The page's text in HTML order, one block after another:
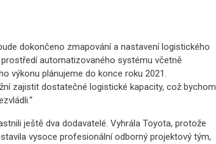
dokončeno zmapování a nastavení logistického
automatizovaného systému včetně
výkonu plánujeme do konce roku 2021.
zajistit dostatečné logistické kapacity, což bychom
ještě dva dodavatelé. Vyhrála Toyota, protože
vysoce profesionální odborný projektový tým,